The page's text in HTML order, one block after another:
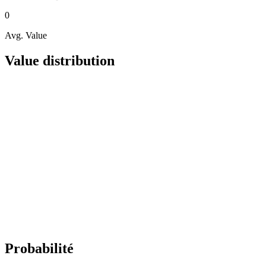
0
Avg. Value
Value distribution
Probabilité